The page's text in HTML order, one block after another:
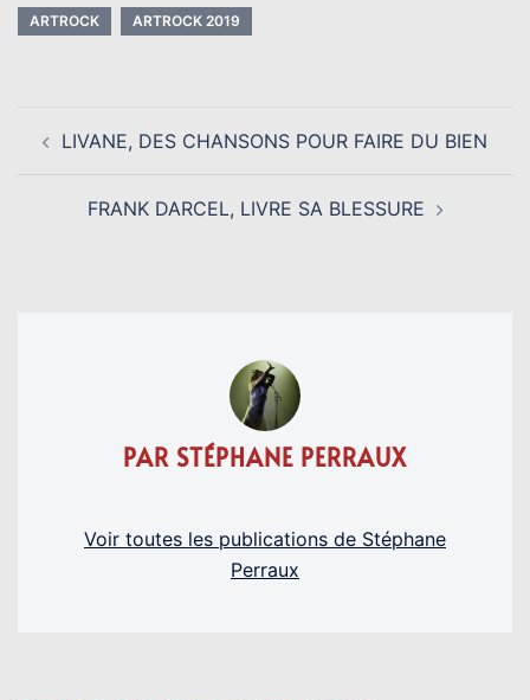
ARTROCK ARTROCK 2019
D’ARTICLE
LIVANE, DES CHANSONS POUR FAIRE DU BIEN
FRANK DARCEL, LIVRE SA BLESSURE
PAR STÉPHANE PERRAUX
Voir toutes les publications de Stéphane
Perraux